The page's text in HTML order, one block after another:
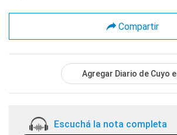
Compartir
Agregar Diario de Cuyo
Escuchá la nota completa